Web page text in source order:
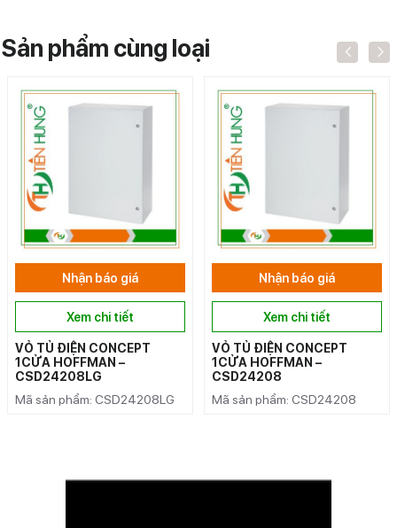
Sản phẩm cùng loại
Nhận báo giá
Xem chi tiết
VỎ TỦ ĐIỆN CONCEPT
1CỬA HOFFMAN –
CSD24208LG
Mã sản phẩm: CSD24208LG
Nhận báo giá
Xem chi tiết
VỎ TỦ ĐIỆN CONCEPT
1CỬA HOFFMAN –
CSD24208
Mã sản phẩm: CSD24208